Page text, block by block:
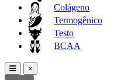
Colágeno
Termogênico
Testo
BCAA
×